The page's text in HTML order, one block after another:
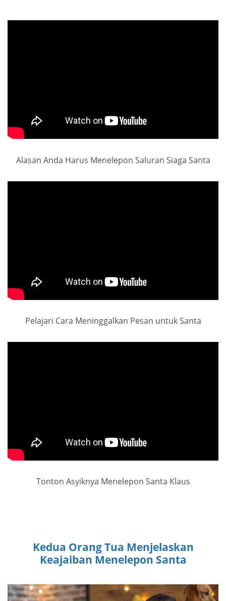
Alasan Anda Harus Menelepon Saluran Siaga Santa
Pelajari Cara Meninggalkan Pesan untuk Santa
Tonton Asyiknya Menelepon Santa Klaus
Kedua Orang Tua Menjelaskan
Keajaiban Menelepon Santa